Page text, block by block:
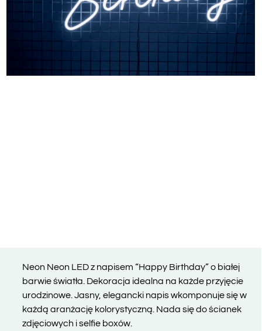
Neon Neon LED z napisem “Happy Birthday” o białej
barwie światła. Dekoracja idealna na każde przyjęcie
urodzinowe. Jasny, elegancki napis wkomponuje się w
każdą aranżację kolorystyczną. Nada się do ścianek
zdjęciowych i selfie boxów.